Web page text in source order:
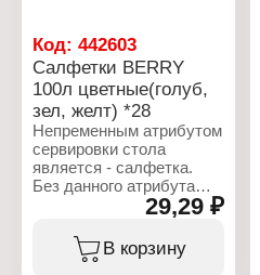
Код: 442603
Салфетки BERRY
100л цветные(голуб,
зел, желт) *28
Непременным атрибутом
сервировки стола
является - салфетка.
Без данного атрибута
невозможно соблюсти
чистоту за столом. 1-
слойные салфетки
используют не только
29,29 ₽
В корзину